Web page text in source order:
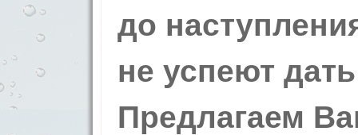
до
не успеют
Предлагаем